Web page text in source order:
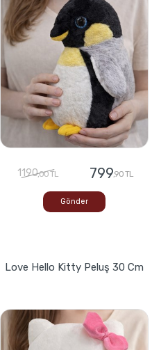
1190,00 TL 799,90 TL
Gönder
Love Hello Kitty Peluş 30 Cm